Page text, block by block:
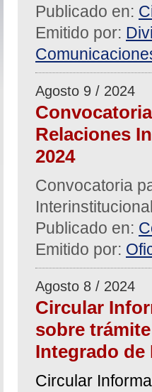
Publicado en:
Emitido por:
Agosto 9 / 2024
Relaciones
2024
Convocatoria
Publicado en:
Emitido por:
Agosto 8 / 2024
Circular
sobre
Integrado de
Circular